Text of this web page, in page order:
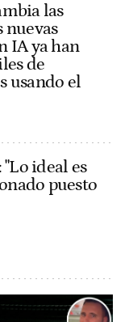
las
nuevas
IA ya han
de
usando el
"Lo ideal es
puesto